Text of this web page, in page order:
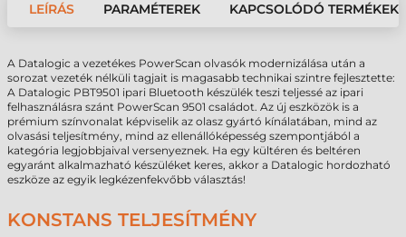
LEÍRÁS PARAMÉTEREK KAPCSOLÓDÓ TERMÉKEK
A Datalogic a vezetékes PowerScan olvasók modernizálása után a
sorozat vezeték nélküli tagjait is magasabb technikai szintre fejlesztette:
A Datalogic PBT9501 ipari Bluetooth készülék teszi teljessé az ipari
felhasználásra szánt PowerScan 9501 családot. Az új eszközök is a
prémium színvonalat képviselik az olasz gyártó kínálatában, mind az
olvasási teljesítmény, mind az ellenállóképesség szempontjából a
kategória legjobbjaival versenyeznek. Ha egy kültéren és beltéren
egyaránt alkalmazható készüléket keres, akkor a Datalogic hordozható
eszköze az egyik legkézenfekvőbb választás!
KONSTANS TELJESÍTMÉNY